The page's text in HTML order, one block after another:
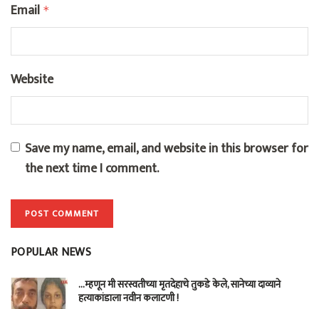
Email *
Website
Save my name, email, and website in this browser for
the next time I comment.
POPULAR NEWS
…म्हणून मी सरस्वतीच्या मृतदेहाचे तुकडे केले, सानेच्या दाव्याने
हत्याकांडाला नवीन कलाटणी !